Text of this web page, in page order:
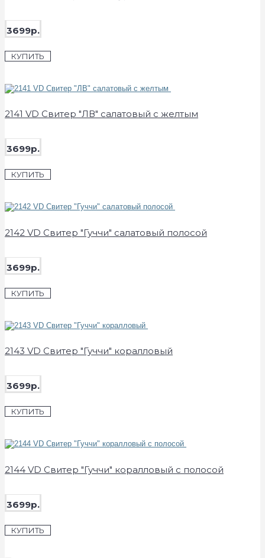
3699р.
КУПИТЬ
2141 VD Свитер "ЛВ" салатовый с желтым
3699р.
КУПИТЬ
2142 VD Свитер "Гуччи" салатовый полосой
3699р.
КУПИТЬ
2143 VD Свитер "Гуччи" коралловый
3699р.
КУПИТЬ
2144 VD Свитер "Гуччи" коралловый с полосой
3699р.
КУПИТЬ